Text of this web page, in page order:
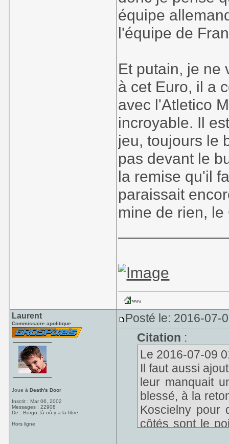
équipe
l'équipe de
Et putain, je ne
à cet Euro, il a
avec l'Atletico
incroyable. Il
jeu, toujours le
pas devant le
la remise qu'il
paraissait
mine de rien,
Laurent
Commissaire apolitique
Joue àDeath's Door
Inscrit : Mar 06, 2002
Messages : 22908
De : Borgo, là où y a la fibre.
Hors ligne
Posté le: 2016-07-
Citation :
Le 2016-07-09
Il faut aussi
leur manquait
blessé, à la
Koscielny pour
côtés sont le